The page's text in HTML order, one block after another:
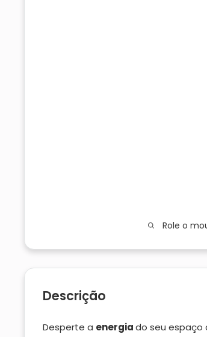
Role o
Descrição
Desperte a energiado seu espaço